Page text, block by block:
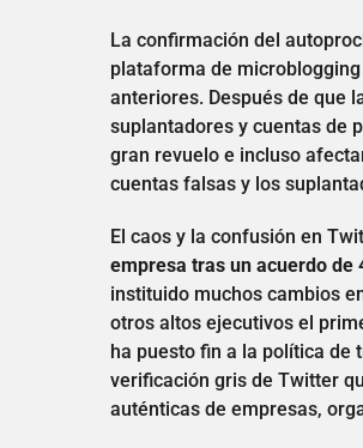
La confirmación del
plataforma de
anteriores. Después de que
suplantadores y cuentas de
gran revuelo e incluso
cuentas falsas y los
El caos y la confusión en
empresa tras un acuerdo de
instituido muchos cambios
otros altos ejecutivos el
ha puesto fin a la política de
verificación gris de Twitter
auténticas de empresas,